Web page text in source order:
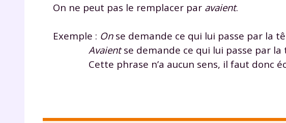
On ne peut pas le remplacer par avaient.
Exemple : Onse demande ce qui lui passe par la
Avaientse demande ce qui lui passe par la
Cette phrase n’a aucun sens, il faut donc